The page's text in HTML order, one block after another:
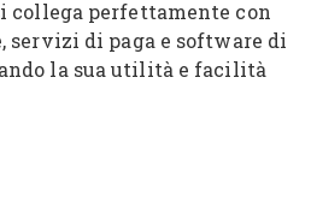
collega perfettamente con
servizi di paga e software di
la sua utilità e facilità